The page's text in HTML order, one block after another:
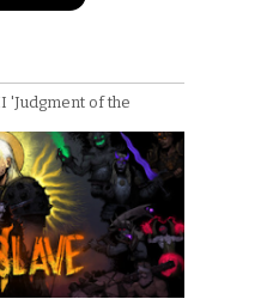
'Judgment of the